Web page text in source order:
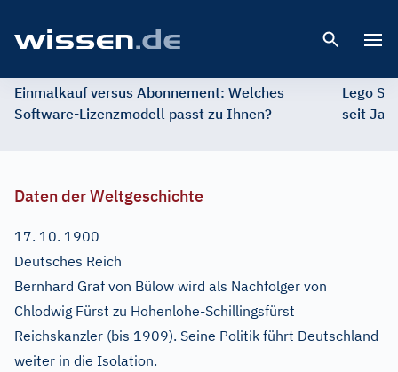
Einmalkauf versus Abonnement: Welches
Software-Lizenzmodell passt zu Ihnen?
Lego
seit
Daten der Weltgeschichte
17. 10. 1900
Deutsches Reich
Bernhard Graf von Bülow wird als Nachfolger von
Chlodwig Fürst zu Hohenlohe-Schillingsfürst
Reichskanzler (bis 1909). Seine Politik führt Deutschland
weiter in die Isolation.